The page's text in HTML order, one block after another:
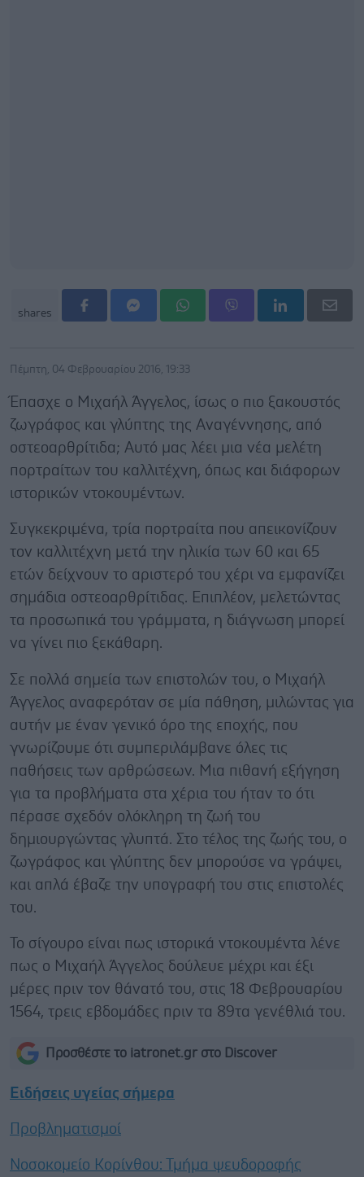
shares
Πέμπτη, 04 Φεβρουαρίου 2016, 19:33
Έπασχε ο Μιχαήλ Άγγελος, ίσως ο πιο ξακουστός
ζωγράφος και γλύπτης της Αναγέννησης, από
οστεοαρθρίτιδα; Αυτό μας λέει μια νέα μελέτη
πορτραίτων του καλλιτέχνη, όπως και διάφορων
ιστορικών ντοκουμέντων.
Συγκεκριμένα, τρία πορτραίτα που απεικονίζουν
τον καλλιτέχνη μετά την ηλικία των 60 και 65
ετών δείχνουν το αριστερό του χέρι να εμφανίζει
σημάδια οστεοαρθρίτιδας. Επιπλέον, μελετώντας
τα προσωπικά του γράμματα, η διάγνωση μπορεί
να γίνει πιο ξεκάθαρη.
Σε πολλά σημεία των επιστολών του, ο Μιχαήλ
Άγγελος αναφερόταν σε μία πάθηση, μιλώντας για
αυτήν με έναν γενικό όρο της εποχής, που
γνωρίζουμε ότι συμπεριλάμβανε όλες τις
παθήσεις των αρθρώσεων. Μια πιθανή εξήγηση
για τα προβλήματα στα χέρια του ήταν το ότι
πέρασε σχεδόν ολόκληρη τη ζωή του
δημιουργώντας γλυπτά. Στο τέλος της ζωής του, ο
ζωγράφος και γλύπτης δεν μπορούσε να γράψει,
και απλά έβαζε την υπογραφή του στις επιστολές
του.
Το σίγουρο είναι πως ιστορικά ντοκουμέντα λένε
πως ο Μιχαήλ Άγγελος δούλευε μέχρι και έξι
μέρες πριν τον θάνατό του, στις 18 Φεβρουαρίου
1564, τρεις εβδομάδες πριν τα 89τα γενέθλιά του.
Προσθέστε το iatronet.gr στο Discover
Ειδήσεις υγείας σήμερα
Προβληματισμοί
Νοσοκομείο Κορίνθου: Τμήμα ψευδοροφής